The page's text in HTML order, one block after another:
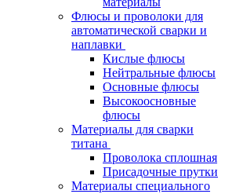
Флюсы и проволоки для
автоматической сварки и
наплавки
Кислые флюсы
Нейтральные флюсы
Основные флюсы
Высокоосновные
флюсы
Материалы для сварки
титана
Проволока сплошная
Присадочные прутки
Материалы специального